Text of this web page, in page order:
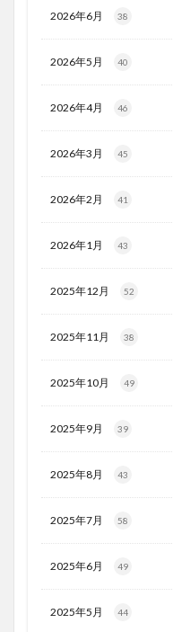
2026年6月 38
2026年5月 40
2026年4月 46
2026年3月 45
2026年2月 41
2026年1月 43
2025年12月 52
2025年11月 38
2025年10月 49
2025年9月 39
2025年8月 43
2025年7月 58
2025年6月 49
2025年5月 44